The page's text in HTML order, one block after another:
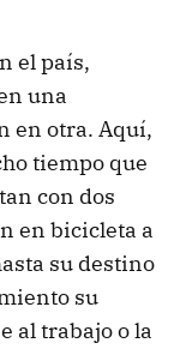
el país,
una
en otra. Aquí,
tiempo que
con dos
en bicicleta a
su destino
su
al trabajo o la